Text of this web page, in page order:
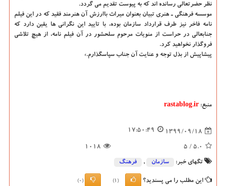
نظر حضرتعالی رسانده اند که به پیوست تقدیم می گردد.
موسسه فرهنگی ـ هنری تبیان بعنوان میراث باارزش آن هنرمند فقید که در این فیلم
نامه فاخر نیز طرف قرارداد سازمان بوده، با تایید این نگرانی ها یقین دارد که
جنابعالی در حراست از منویات مرحوم سلحشور در آن فیلم نامه، از هیچ تلاشی
فروگذار نخواهید کرد.
پیشاپیش از بذل توجه و عنایت آن جناب سپاسگذارم.»
منبع: rastablog.ir
1399/09/18
17:50:49
5.0
/ 5
1018
تگهای خبر: سازمان , فرهنگ
این مطلب را می پسندید؟ (1)
(0)